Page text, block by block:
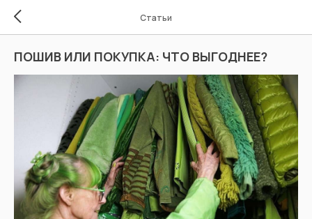
Статьи
ПОШИВ ИЛИ ПОКУПКА: ЧТО ВЫГОДНЕЕ?